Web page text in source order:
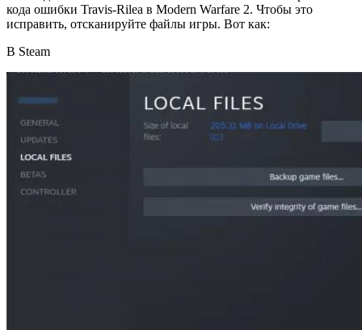
кода ошибки Travis-Rilea в Modern Warfare 2. Чтобы это
исправить, отсканируйте файлы игры. Вот как:
В Steam